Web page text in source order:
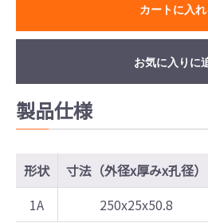
カートに入れ
お気に入りに
製品仕様
形状 寸法（外径x厚みx孔径）
1A
250x25x50.8